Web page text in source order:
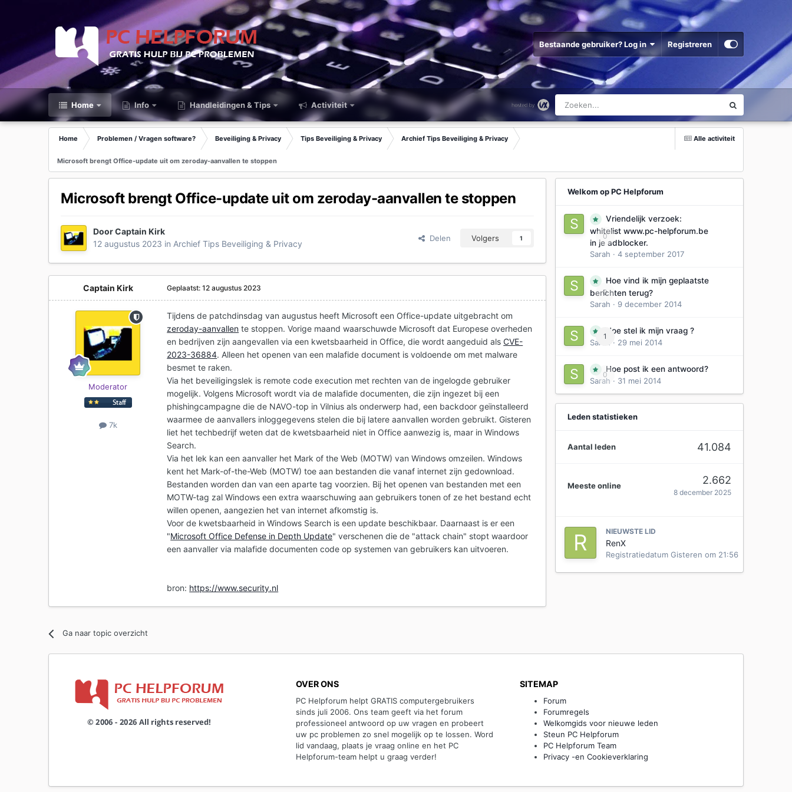
Bestaande gebruiker? Log in Registreren
Home Info Handleidingen & Tips Activiteit
Alle activiteit
Home Problemen / Vragen software? Beveiliging & Privacy Tips Beveiliging & Privacy Archief Tips Beveiliging & Privacy
Microsoft brengt Office-update uit om zeroday-aanvallen te stoppen
Microsoft brengt Office-update uit om zeroday-aanvallen te stoppen
DoorCaptain Kirk
12 augustus 2023 in Archief Tips Beveiliging & Privacy
Delen Volgers 1
Captain Kirk
Moderator
7k
Geplaatst:12 augustus 2023
Tijdens de patchdinsdag van augustus heeft Microsoft een Office-update uitgebracht om
zeroday-aanvallen te stoppen. Vorige maand waarschuwde Microsoft dat Europese overheden
en bedrijven zijn aangevallen via een kwetsbaarheid in Office, die wordt aangeduid alsCVE-
2023-36884. Alleen het openen van een malafide document is voldoende om met malware
besmet te raken.
Via het beveiligingslek is remote code execution met rechten van de ingelogde gebruiker
mogelijk. Volgens Microsoft wordt via de malafide documenten, die zijn ingezet bij een
phishingcampagne die de NAVO-top in Vilnius als onderwerp had, een backdoor geïnstalleerd
waarmee de aanvallers inloggegevens stelen die bij latere aanvallen worden gebruikt. Gisteren
liet het techbedrijf weten dat de kwetsbaarheid niet in Office aanwezig is, maar in Windows
Search.
Via het lek kan een aanvaller het Mark of the Web (MOTW) van Windows omzeilen. Windows
kent het Mark-of-the-Web (MOTW) toe aan bestanden die vanaf internet zijn gedownload.
Bestanden worden dan van een aparte tag voorzien. Bij het openen van bestanden met een
MOTW-tag zal Windows een extra waarschuwing aan gebruikers tonen of ze het bestand echt
willen openen, aangezien het van internet afkomstig is.
Voor de kwetsbaarheid in Windows Search is een update beschikbaar. Daarnaast is er een
"Microsoft Office Defense in Depth Update" verschenen die de "attack chain" stopt waardoor
een aanvaller via malafide documenten code op systemen van gebruikers kan uitvoeren.
bron: https://www.security.nl
Ga naar topic overzicht
Welkom op PC Helpforum
0
Vriendelijk verzoek:
whitelist www.pc-helpforum.be
in je adblocker.
Sarah · 4 september 2017
0
Hoe vind ik mijn geplaatste
berichten terug?
Sarah · 9 december 2014
1
Hoe stel ik mijn vraag ?
Sarah
· 29 mei 2014
0
Hoe post ik een antwoord?
Sarah · 31 mei 2014
Leden statistieken
Aantal leden 41.084
Meeste online 2.662
8 december 2025
NIEUWSTE LID
RenX
Registratiedatum Gisteren om 21:56
OVER ONS
PC Helpforum helpt GRATIS computergebruikers
sinds juli 2006. Ons team geeft via het forum
professioneel antwoord op uw vragen en probeert
uw pc problemen zo snel mogelijk op te lossen. Word
lid vandaag, plaats je vraag online en het PC
Helpforum-team helpt u graag verder!
SITEMAP
Forum
Forumregels
Welkomgids voor nieuwe leden
Steun PC Helpforum
PC Helpforum Team
Privacy -en Cookieverklaring